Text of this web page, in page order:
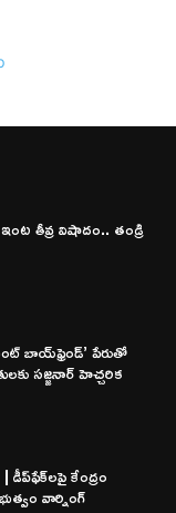
తీవ్ర విషాదం.. తండ్రి
బాయ్‌ఫ్రెండ్’ పేరుతో
సజ్జనార్ హెచ్చరిక
కేంద్రం
వార్నింగ్